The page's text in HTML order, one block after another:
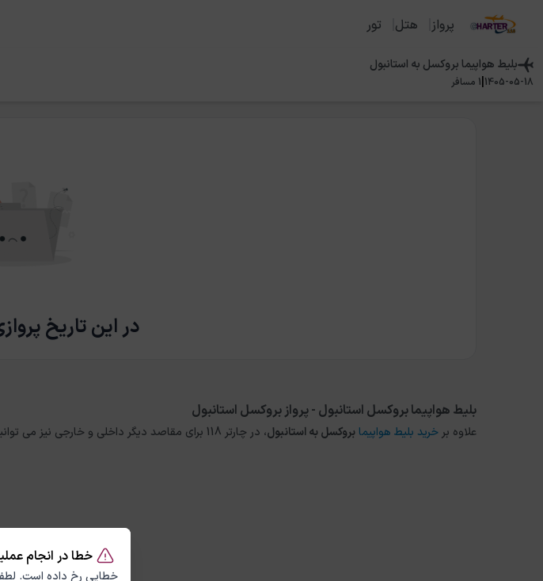
خطا در انجام
خطایی رخ داده است.
پرواز هتل تور
بلیط هواپیمابروکسل به استانبول
1405-05-18
|
1 مسافر
در این تاریخ
بلیط هواپیما بروکسل استانبول - پرواز بروکسل استانبول
علاوه بر خرید بلیط هواپیما بروکسلبهاستانبول، در چارتر 118 برای مقاصد دیگر داخلی و خارجی نیز می توانید از طریق